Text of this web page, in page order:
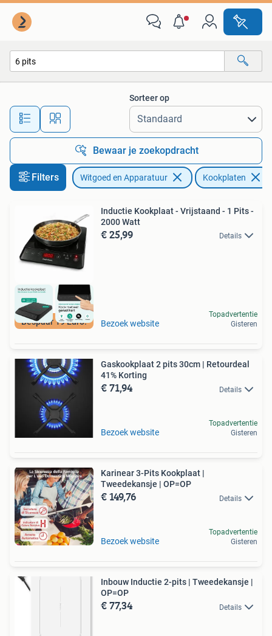
Alle afstanden…
Sorteer op
Bewaar je zoekopdracht
Filters Witgoed en Apparatuur Kookplaten
Bespaar 19 Euro!
Inductie Kookplaat - Vrijstaand - 1 Pits -
2000 Watt
€ 25,99 Details
Bezoek website
Topadvertentie
Gisteren
Gaskookplaat 2 pits 30cm | Retourdeal
41% Korting
€ 71,94 Details
Bezoek website
Topadvertentie
Gisteren
Karinear 3-Pits Kookplaat |
Tweedekansje | OP=OP
€ 149,76 Details
Bezoek website
Topadvertentie
Gisteren
Inbouw Inductie 2-pits | Tweedekansje |
OP=OP
€ 77,34 Details